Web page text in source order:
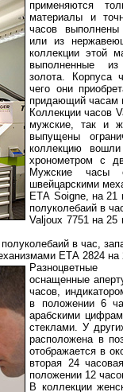
применяются
материалы и
часов
или из
коллекции этой
выполненные из
золота. Корпуса
чего они
придающий часам
Коллекции часов
мужские, так и
выпущены
коллекцию
хронометром с
Мужские часы
швейцарскими
ЕТА Soigne, на 21
полуколебаий в
Valjoux 7751 на 25
в час,
ЕТА 2824 на
Разноцветные
оснащенные
часов,
в положении 6
арабскими
стеклами. У
расположена в
отображается в
вторая 24
положении 12
В коллекции